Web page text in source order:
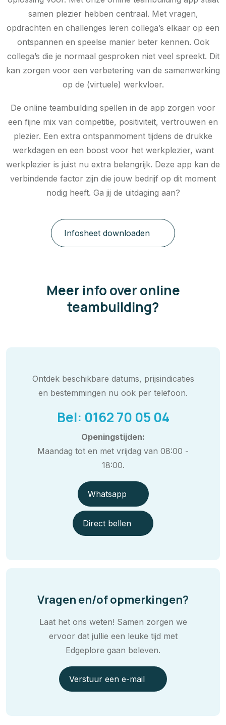
samen plezier hebben centraal. Met vragen,
opdrachten en challenges leren collega’s elkaar op een
ontspannen en speelse manier beter kennen. Ook
collega’s die je normaal gesproken niet veel spreekt. Dit
kan zorgen voor een verbetering van de samenwerking
op de (virtuele) werkvloer.
De online teambuilding spellen in de app zorgen voor
een fijne mix van competitie, positiviteit, vertrouwen en
plezier. Een extra ontspanmoment tijdens de drukke
werkdagen en een boost voor het werkplezier, want
werkplezier is juist nu extra belangrijk. Deze app kan de
verbindende factor zijn die jouw bedrijf op dit moment
nodig heeft. Ga jij de uitdaging aan?
Infosheet downloaden
Meer info over online
teambuilding?
Ontdek beschikbare datums, prijsindicaties
en bestemmingen nu ook per telefoon.
Bel: 0162 70 05 04
Openingstijden:
Maandag tot en met vrijdag van 08:00 -
18:00.
Whatsapp
Direct bellen
Vragen en/of opmerkingen?
Laat het ons weten! Samen zorgen we
ervoor dat jullie een leuke tijd met
Edgeplore gaan beleven.
Verstuur een e-mail